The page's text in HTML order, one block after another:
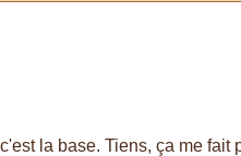
la base. Tiens, ça me fait